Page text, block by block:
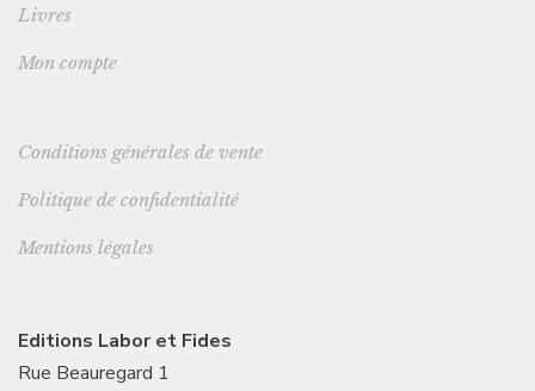
Livres
Mon compte
Conditions générales de vente
Politique de confidentialité
Mentions légales
Editions Labor et Fides
Rue Beauregard 1